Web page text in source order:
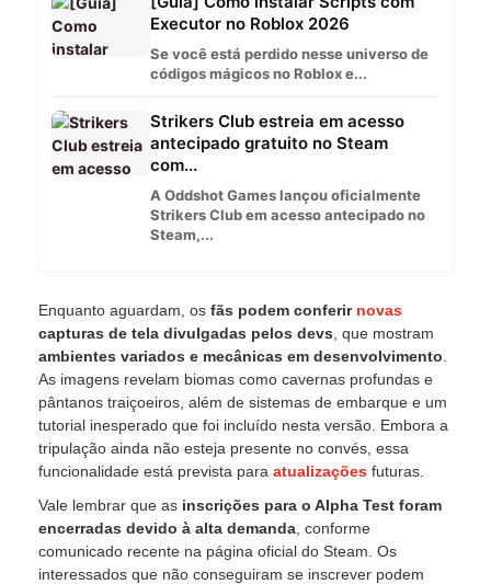
Executor no Roblox 2026
Se você está perdido nesse universo de
códigos mágicos no Roblox e...
Strikers Club estreia em acesso
antecipado gratuito no Steam
com...
A Oddshot Games lançou oficialmente
Strikers Club em acesso antecipado no
Steam,...
Enquanto aguardam, os fãs podem conferir novas
capturas de tela divulgadas pelos devs , que mostram
ambientes variados e mecânicas em desenvolvimento
As imagens revelam biomas como cavernas profundas e
pântanos traiçoeiros, além de sistemas de embarque e um
tutorial inesperado que foi incluído nesta versão. Embora a
tripulação ainda não esteja presente no convés, essa
funcionalidade está prevista para atualizações futuras.
Vale lembrar que as inscrições para o Alpha Test foram
encerradas devido à alta demanda , conforme
comunicado recente na página oficial do Steam. Os
interessados que não conseguiram se inscrever podem